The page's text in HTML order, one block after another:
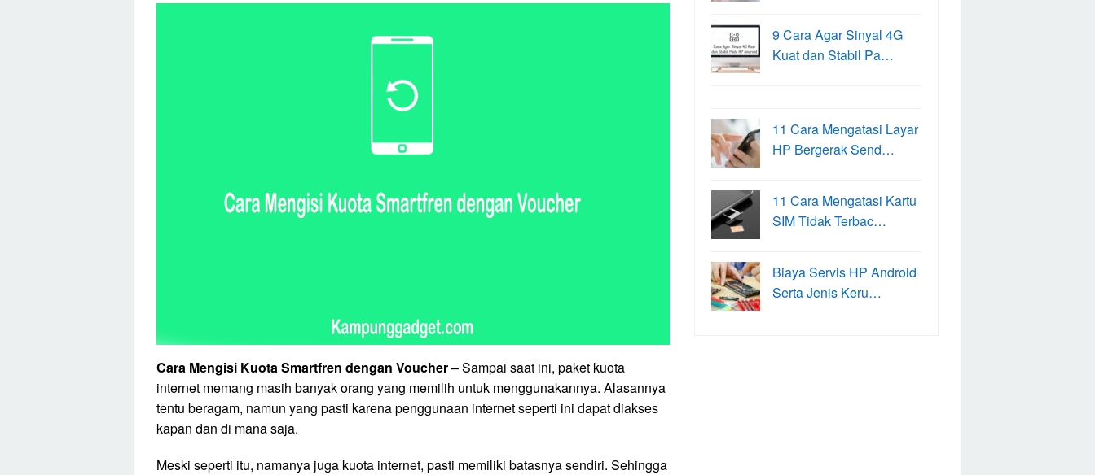
Cara Mengisi Kuota Smartfren dengan Voucher– Sampai saat ini, paket kuota
internet memang masih banyak orang yang memilih untuk menggunakannya. Alasannya
tentu beragam, namun yang pasti karena penggunaan internet seperti ini dapat diakses
kapan dan di mana saja.
Meski seperti itu, namanya juga kuota internet, pasti memiliki batasnya sendiri. Sehingga
9 Cara Agar Sinyal 4G
Kuat dan Stabil Pa…
11 Cara Mengatasi Layar
HP Bergerak Send…
11 Cara Mengatasi Kartu
SIM Tidak Terbac…
Biaya Servis HP Android
Serta Jenis Keru…